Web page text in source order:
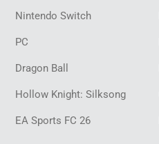
Nintendo Switch
PC
Dragon Ball
Hollow Knight: Silksong
EA Sports FC 26